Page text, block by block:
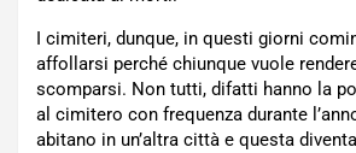
I cimiteri, dunque, in questi giorni
affollarsi perché chiunque vuole
scomparsi. Non tutti, difatti hanno la
al cimitero con frequenza durante
abitano in un’altra città e questa